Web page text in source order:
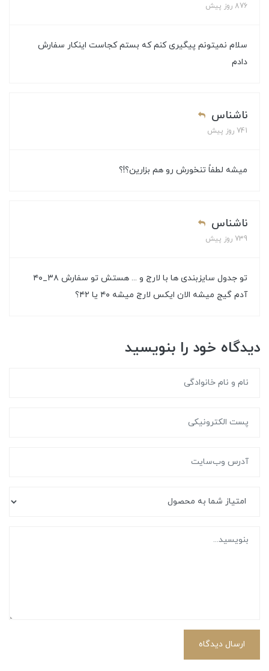
876 روز پیش
سلام نمیتونم پیگیری کنم که بستم کجاست اینکار سفارش
دادم
ناشناس
741 روز پیش
میشه لطفاً تنخورش رو هم بزارین؟!؟
ناشناس
739 روز پیش
تو جدول سایزبندی ها با لارج و ... هستش تو سفارش ۳۸_۴۰
آدم گیج میشه الان ایکس لارج میشه ۴۰ یا ۴۲؟
دیدگاه خود را بنویسید
ارسال دیدگاه